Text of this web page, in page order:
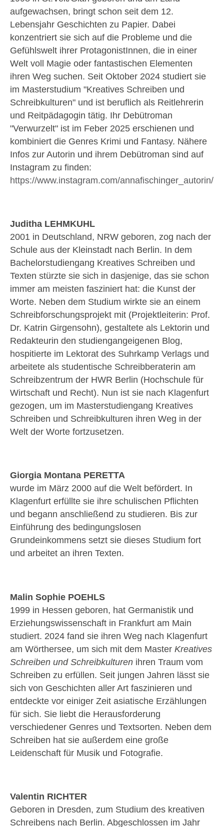
aufgewachsen, bringt schon seit dem 12.
Lebensjahr Geschichten zu Papier. Dabei
konzentriert sie sich auf die Probleme und die
Gefühlswelt ihrer ProtagonistInnen, die in einer
Welt voll Magie oder fantastischen Elementen
ihren Weg suchen. Seit Oktober 2024 studiert sie
im Masterstudium "Kreatives Schreiben und
Schreibkulturen" und ist beruflich als Reitlehrerin
und Reitpädagogin tätig. Ihr Debütroman
"Verwurzelt" ist im Feber 2025 erschienen und
kombiniert die Genres Krimi und Fantasy. Nähere
Infos zur Autorin und ihrem Debütroman sind auf
Instagram zu finden:
https://www.instagram.com/annafischinger_autorin/
Juditha LEHMKUHL
2001 in Deutschland, NRW geboren, zog nach der
Schule aus der Kleinstadt nach Berlin. In dem
Bachelorstudiengang Kreatives Schreiben und
Texten stürzte sie sich in dasjenige, das sie schon
immer am meisten fasziniert hat: die Kunst der
Worte. Neben dem Studium wirkte sie an einem
Schreibforschungsprojekt mit (Projektleiterin: Prof.
Dr. Katrin Girgensohn), gestaltete als Lektorin und
Redakteurin den studiengangeigenen Blog,
hospitierte im Lektorat des Suhrkamp Verlags und
arbeitete als studentische Schreibberaterin am
Schreibzentrum der HWR Berlin (Hochschule für
Wirtschaft und Recht). Nun ist sie nach Klagenfurt
gezogen, um im Masterstudiengang Kreatives
Schreiben und Schreibkulturen ihren Weg in der
Welt der Worte fortzusetzen.
Giorgia Montana PERETTA
wurde im März 2000 auf die Welt befördert. In
Klagenfurt erfüllte sie ihre schulischen Pflichten
und begann anschließend zu studieren. Bis zur
Einführung des bedingungslosen
Grundeinkommens setzt sie dieses Studium fort
und arbeitet an ihren Texten.
Malin Sophie POEHLS
1999 in Hessen geboren, hat Germanistik und
Erziehungswissenschaft in Frankfurt am Main
studiert. 2024 fand sie ihren Weg nach Klagenfurt
am Wörthersee, um sich mit dem Master Kreatives
Schreiben und Schreibkulturen ihren Traum vom
Schreiben zu erfüllen. Seit jungen Jahren lässt sie
sich von Geschichten aller Art faszinieren und
entdeckte vor einiger Zeit asiatische Erzählungen
für sich. Sie liebt die Herausforderung
verschiedener Genres und Textsorten. Neben dem
Schreiben hat sie außerdem eine große
Leidenschaft für Musik und Fotografie.
Valentin RICHTER
Geboren in Dresden, zum Studium des kreativen
Schreibens nach Berlin. Abgeschlossen im Jahr